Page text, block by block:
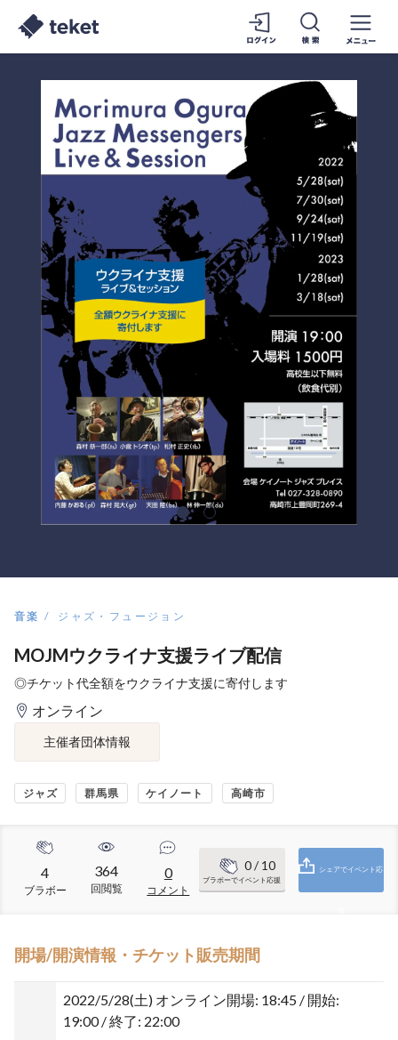
音楽 ジャズ・フュージョン
MOJMウクライナ支援ライブ配信
◎チケット代全額をウクライナ支援に寄付します
オンライン
主催者団体情報
ジャズ 群馬県 ケイノート 高崎市
4
ブラボー
364
回閲覧
0
コメント
0/ 10
ブラボーでイベント応援
シェアでイベント応
開場/開演情報・チケット販売期間
2022/5/28(土) オンライン開場: 18:45 / 開始:
19:00 / 終了: 22:00